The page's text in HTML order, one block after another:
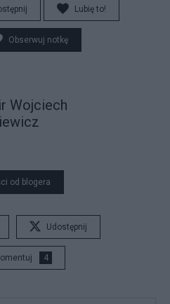
Lubię to!
Obserwuj notkę
Wojciech
od blogera
Udostępnij
4